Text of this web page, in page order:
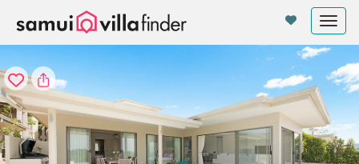
Vos paramètres de cookies